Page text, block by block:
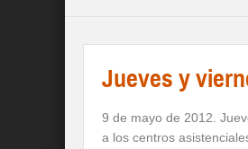
Jueves y
9 de mayo de 2012.
a los centros